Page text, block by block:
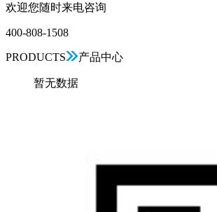
欢迎您随时来电咨询
400-808-1508
PRODUCTS 产品中心
暂无数据